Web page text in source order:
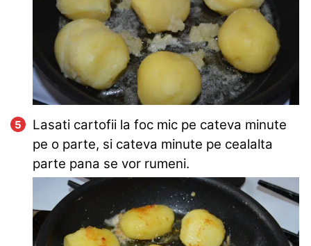
Lasati cartofii la foc mic pe cateva minute
pe o parte, si cateva minute pe cealalta
parte pana se vor rumeni.